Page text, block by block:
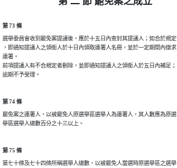
第 73 條
選舉委員會收到罷免案提議後，應於十五日內查封其提議人；如合於規定
，即通知提議人之領銜人於十日內領取連署人名冊，並於一定期間內徵求
連署。
前項提議人有不合規定者刪除，並即通知提議人之領銜人於五日內補足；
第 74 條
罷免案之連署人，以被罷免人原選舉區選舉人為連署人，其人數應為原選
舉區選舉人總數百分之十三以上。
第 75 條
第七十條及七十四條所稱選舉人總數，以被罷免人當選時原選舉區之選舉